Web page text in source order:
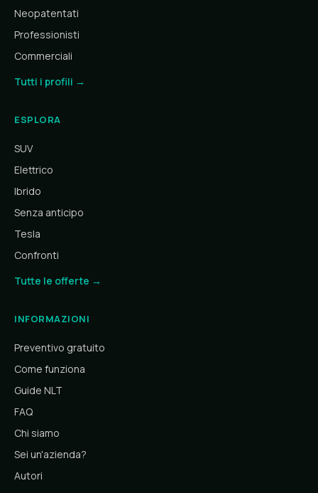
Neopatentati
Professionisti
Commerciali
Tutti i profili →
ESPLORA
SUV
Elettrico
Ibrido
Senza anticipo
Tesla
Confronti
Tutte le offerte →
INFORMAZIONI
Preventivo gratuito
Come funziona
Guide NLT
FAQ
Chi siamo
Sei un'azienda?
Autori